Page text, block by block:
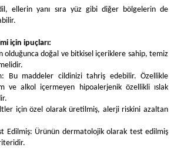
ellerin yanı sıra yüz gibi diğer bölgelerin de
için ipuçları:
olduğunca doğal ve bitkisel içeriklere sahip, temiz
Bu maddeler cildinizi tahriş edebilir. Özellikle
ve alkol içermeyen hipoalerjenik özellikli ıslak
için özel olarak üretilmiş, alerji riskini azaltan
Edilmiş: Ürünün dermatolojik olarak test edilmiş